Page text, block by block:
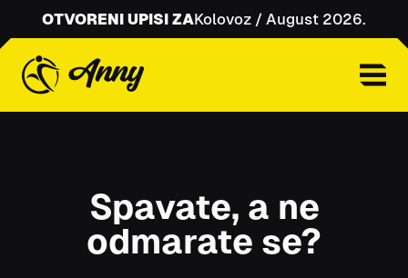
OTVORENI UPISI ZAKolovoz / August 2026.
Spavate, a ne
odmarate se?